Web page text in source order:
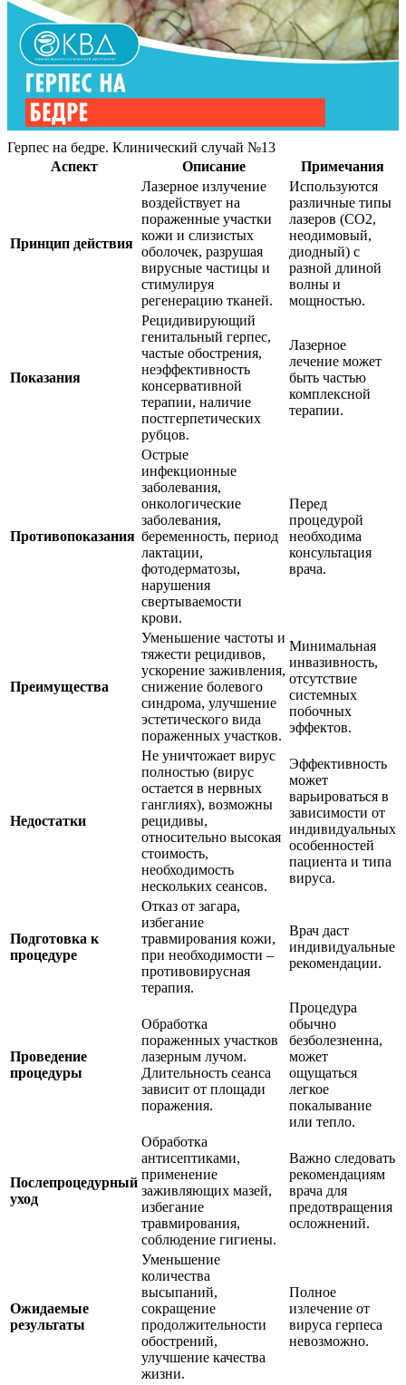
Герпес на бедре. Клинический случай №13
Аспект
Описание Примечания
Принцип действия
Лазерное излучение
воздействует на
пораженные участки
кожи и слизистых
оболочек, разрушая
вирусные частицы и
стимулируя
регенерацию тканей.
Используются
различные типы
лазеров (CO2,
неодимовый,
диодный) с
разной длиной
волны и
мощностью.
Показания
Рецидивирующий
генитальный герпес,
частые обострения,
неэффективность
консервативной
терапии, наличие
постгерпетических
рубцов.
Лазерное
лечение может
быть частью
комплексной
терапии.
Противопоказания
Острые
инфекционные
заболевания,
онкологические
заболевания,
беременность, период
лактации,
фотодерматозы,
нарушения
свертываемости
крови.
Перед
процедурой
необходима
консультация
врача.
Преимущества
Уменьшение частоты и
тяжести рецидивов,
ускорение заживления,
снижение болевого
синдрома, улучшение
эстетического вида
пораженных участков.
Минимальная
инвазивность,
отсутствие
системных
побочных
эффектов.
Недостатки
Не уничтожает вирус
полностью (вирус
остается в нервных
ганглиях), возможны
рецидивы,
относительно высокая
стоимость,
необходимость
нескольких сеансов.
Эффективность
может
варьироваться в
зависимости от
индивидуальных
особенностей
пациента и типа
вируса.
Подготовка к
процедуре
Отказ от загара,
избегание
травмирования кожи,
при необходимости –
противовирусная
терапия.
Врач даст
индивидуальные
рекомендации.
Проведение
процедуры
Обработка
пораженных участков
лазерным лучом.
Длительность сеанса
зависит от площади
поражения.
Процедура
обычно
безболезненна,
может
ощущаться
легкое
покалывание
или тепло.
Послепроцедурный
уход
Обработка
антисептиками,
применение
заживляющих мазей,
избегание
травмирования,
соблюдение гигиены.
Важно следовать
рекомендациям
врача для
предотвращения
осложнений.
Ожидаемые
результаты
Уменьшение
количества
высыпаний,
сокращение
продолжительности
обострений,
улучшение качества
жизни.
Полное
излечение от
вируса герпеса
невозможно.